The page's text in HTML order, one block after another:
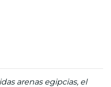
arenas egipcias, el